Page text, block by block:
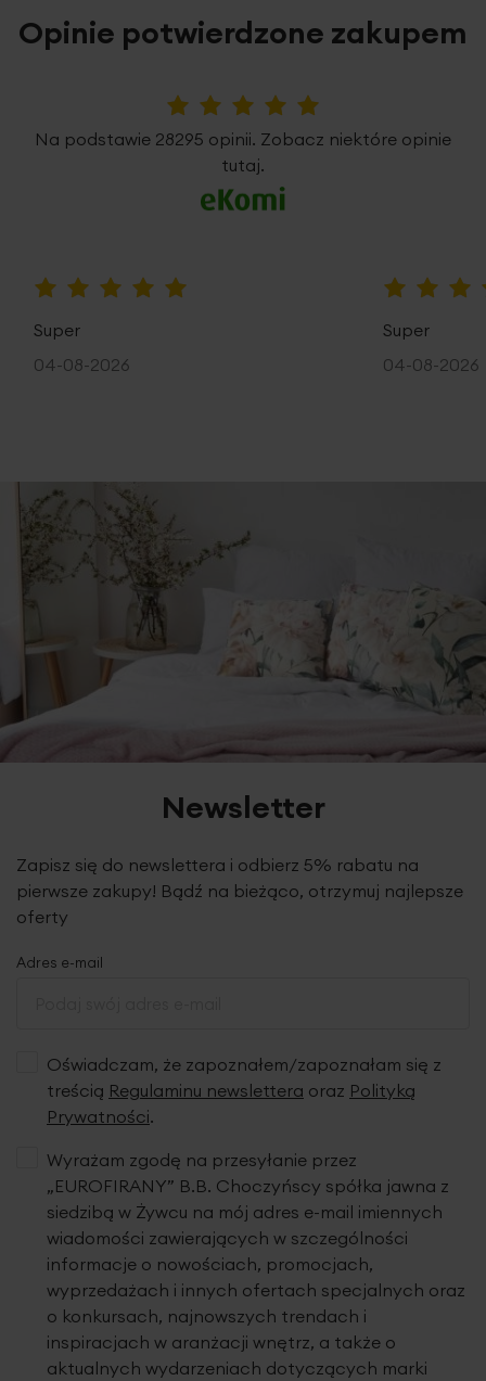
Opinie potwierdzone zakupem
Na podstawie 28295 opinii. Zobacz niektóre opinie
tutaj.
Super
04-08-2026
Super
04-08-2026
Newsletter
Zapisz się do newslettera i odbierz 5% rabatu na
pierwsze zakupy! Bądź na bieżąco, otrzymuj najlepsze
oferty
Adres e-mail
Oświadczam, że zapoznałem/zapoznałam się z
treścią Regulaminu newslettera oraz Polityką
Prywatności.
Wyrażam zgodę na przesyłanie przez
„EUROFIRANY” B.B. Choczyńscy spółka jawna z
siedzibą w Żywcu na mój adres e-mail imiennych
wiadomości zawierających w szczególności
informacje o nowościach, promocjach,
wyprzedażach i innych ofertach specjalnych oraz
o konkursach, najnowszych trendach i
inspiracjach w aranżacji wnętrz, a także o
aktualnych wydarzeniach dotyczących marki